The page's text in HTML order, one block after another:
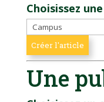
Choisissez
Une